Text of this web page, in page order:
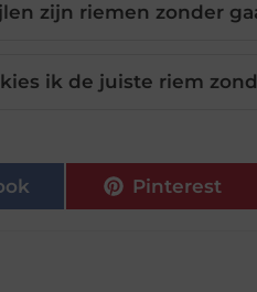
zijn riemen zonder
ik de juiste riem
Pinterest